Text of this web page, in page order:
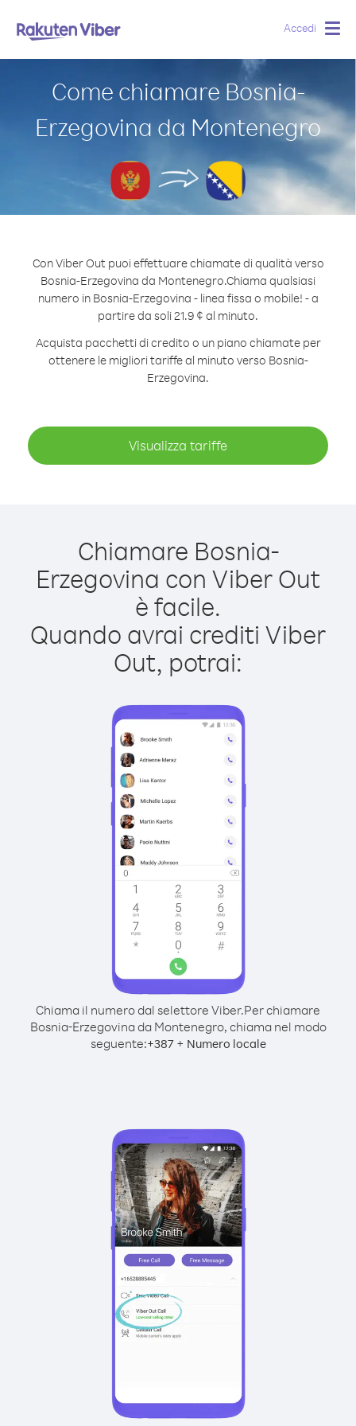
Accedi
Come chiamare Bosnia-
Erzegovina da Montenegro
Con Viber Out puoi effettuare chiamate di qualità verso
Bosnia-Erzegovina da Montenegro.Chiama qualsiasi
numero in Bosnia-Erzegovina - linea fissa o mobile! - a
partire da soli 21.9 ¢ al minuto.
Acquista pacchetti di credito o un piano chiamate per
ottenere le migliori tariffe al minuto verso Bosnia-
Erzegovina.
Visualizza tariffe
Chiamare Bosnia-
Erzegovina con Viber Out
è facile.
Quando avrai crediti Viber
Out, potrai:
Chiama il numero dal selettore Viber.Per chiamare
Bosnia-Erzegovina da Montenegro, chiama nel modo
seguente:+387+ Numero locale